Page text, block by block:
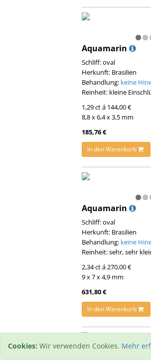
Aquamarin
Schliff: oval
Herkunft: Brasilien
Behandlung: keine
Reinheit: kleine
1,29 ct á 144,00 €
8,8 x 6,4 x 3,5 mm
185,76 €
In den Warenkorb
Aquamarin
Schliff: oval
Herkunft: Brasilien
Behandlung: keine
Reinheit: sehr, sehr
2,34 ct á 270,00 €
9 x 7 x 4,9 mm
631,80 €
In den Warenkorb
Cookies: Wir verwenden Cookies. Mehr